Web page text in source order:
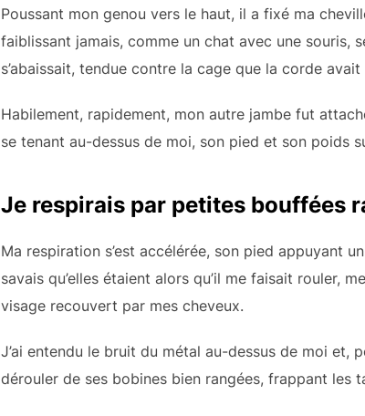
Poussant mon genou vers le haut, il a fixé ma
faiblissant jamais, comme un chat avec une souris,
s’abaissait, tendue contre la cage que la corde
Habilement, rapidement, mon autre jambe fut
se tenant au-dessus de moi, son pied et son poids
Je respirais par petites bouffées
Ma respiration s’est accélérée, son pied appuyant
savais qu’elles étaient alors qu’il me faisait rouler,
visage recouvert par mes cheveux.
J’ai entendu le bruit du métal au-dessus de moi et,
dérouler de ses bobines bien rangées, frappant les